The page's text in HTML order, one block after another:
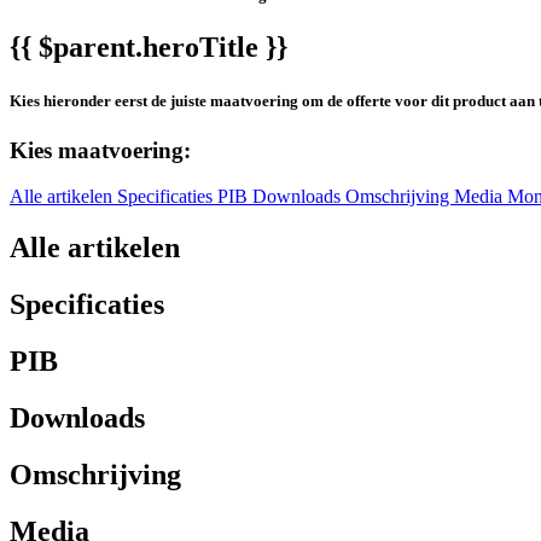
{{ $parent.heroTitle }}
Kies hieronder eerst de juiste maatvoering om de offerte voor dit product aan
Kies maatvoering:
Alle artikelen Specificaties PIB Downloads Omschrijving Media
Alle artikelen
Specificaties
PIB
Downloads
Omschrijving
Media